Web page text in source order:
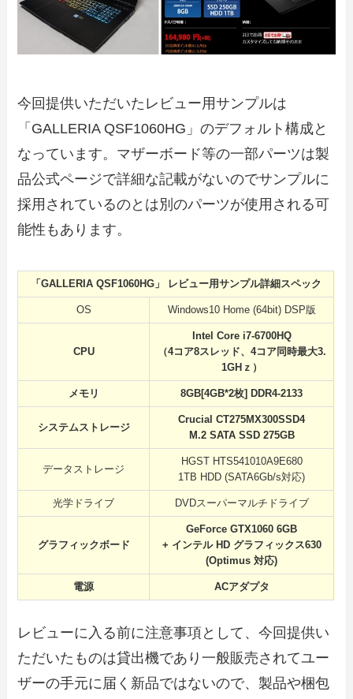
今回提供いただいたレビュー用サンプルは
「GALLERIA QSF1060HG」のデフォルト構成と
なっています。マザーボード等の一部パーツは製
品公式ページで詳細な記載がないのでサンプルに
採用されているのとは別のパーツが使用される可
能性もあります。
「GALLERIA QSF1060HG」 レビュー用サンプル詳細スペック
OS Windows10 Home (64bit) DSP版
CPU
Intel Core i7-6700HQ
（4コア8スレッド、4コア同時最大3.
1GHｚ）
メモリ 8GB[4GB*2枚] DDR4-2133
システムストレージ
Crucial CT275MX300SSD4
M.2 SATA SSD 275GB
データストレージ
HGST HTS541010A9E680
1TB HDD (SATA6Gb/s対応)
光学ドライブ DVDスーパーマルチドライブ
グラフィックボード
GeForce GTX1060 6GB
+ インテル HD グラフィックス630
(Optimus 対応)
電源 ACアダプタ
レビューに入る前に注意事項として、今回提供い
ただいたものは貸出機であり一般販売されてユー
ザーの手元に届く新品ではないので、製品や梱包